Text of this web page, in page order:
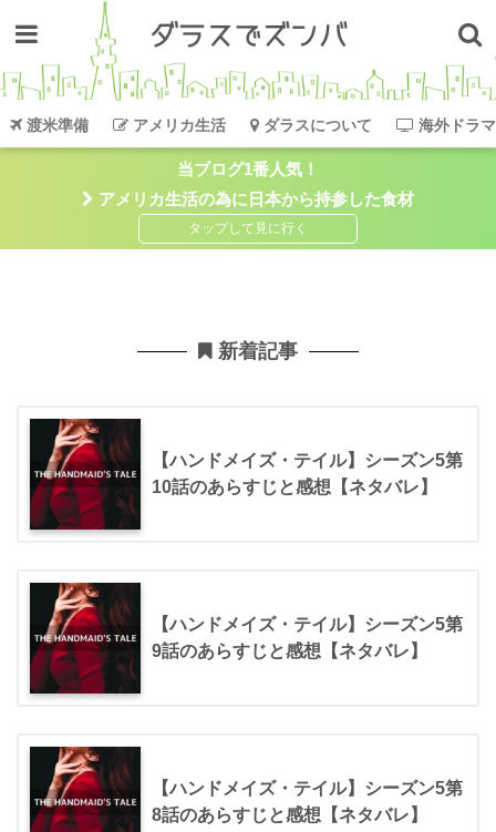
渡米準備 アメリカ生活 ダラスについて 海外ドラ
当ブログ1番人気！
アメリカ生活の為に日本から持参した食材
新着記事
【ハンドメイズ・テイル】シーズン5第
10話のあらすじと感想【ネタバレ】
【ハンドメイズ・テイル】シーズン5第
9話のあらすじと感想【ネタバレ】
【ハンドメイズ・テイル】シーズン5第
8話のあらすじと感想【ネタバレ】